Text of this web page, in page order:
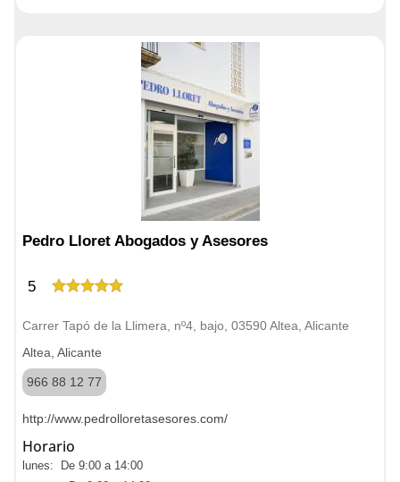
Pedro Lloret Abogados y Asesores
5
Carrer Tapó de la Llimera, nº4, bajo, 03590 Altea, Alicante
Altea, Alicante
966 88 12 77
http://www.pedrolloretasesores.com/
Horario
lunes: De 9:00 a 14:00